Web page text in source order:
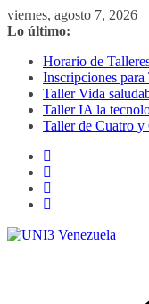
Saltar
al
viernes, agosto 7, 2026
Lo último:
Horario de
Inscripciones
Taller Vida
Taller IA la
Taller de Cuatro y